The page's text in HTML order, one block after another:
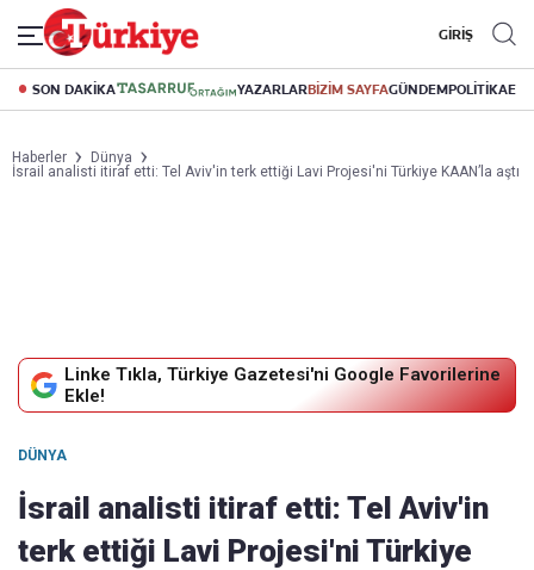
GİRİŞ
SON DAKİKA YAZARLARBİZİM SAYFAGÜNDEMPOLİTİKA
Haberler
Dünya
İsrail analisti itiraf etti: Tel Aviv'in terk ettiği Lavi Projesi'ni Türkiye KAAN’la aştı
Linke Tıkla, Türkiye Gazetesi'ni Google Favorilerine
Ekle!
DÜNYA
İsrail analisti itiraf etti: Tel Aviv'in
terk ettiği Lavi Projesi'ni Türkiye